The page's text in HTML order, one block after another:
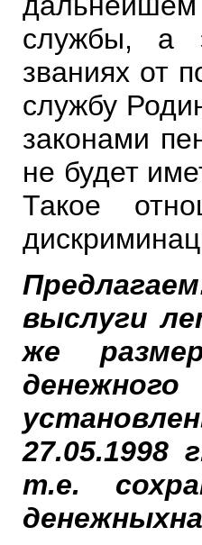
службы, а
званиях от
службу
законами
не будет
Такое
выслуги
же
т.е.
денежных